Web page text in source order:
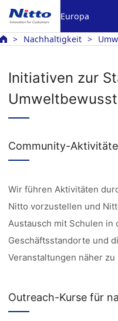
Europa
Nachhaltigkeit
Initiativen zur
Community-
Wir führen Aktivitäten
Nitto vorzustellen und
Austausch mit Schulen in
Geschäftsstandorte und
Veranstaltungen näher zu
Outreach-Kurse für